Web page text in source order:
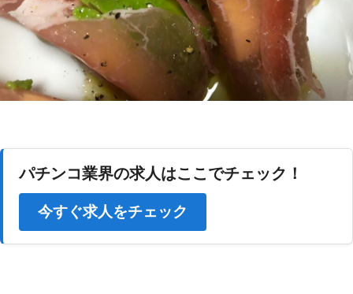
パチンコ業界の求人はここでチェック！
今すぐ求人をチェック